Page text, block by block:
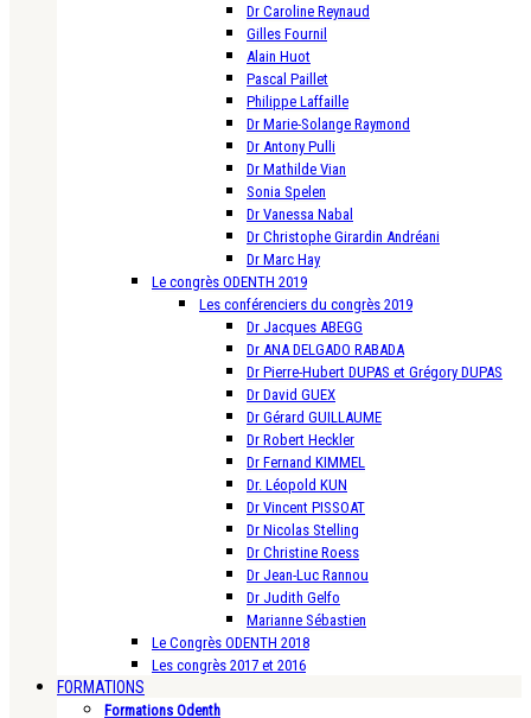
Dr Caroline Reynaud
Gilles Fournil
Alain Huot
Pascal Paillet
Philippe Laffaille
Dr Marie-Solange Raymond
Dr Antony Pulli
Dr Mathilde Vian
Sonia Spelen
Dr Vanessa Nabal
Dr Christophe Girardin Andréani
Dr Marc Hay
Le congrès ODENTH 2019
Les conférenciers du congrès 2019
Dr Jacques ABEGG
Dr ANA DELGADO RABADA
Dr Pierre-Hubert DUPAS et Grégory DUPAS
Dr David GUEX
Dr Gérard GUILLAUME
Dr Robert Heckler
Dr Fernand KIMMEL
Dr. Léopold KUN
Dr Vincent PISSOAT
Dr Nicolas Stelling
Dr Christine Roess
Dr Jean-Luc Rannou
Dr Judith Gelfo
Marianne Sébastien
Le Congrès ODENTH 2018
Les congrès 2017 et 2016
FORMATIONS
Formations Odenth